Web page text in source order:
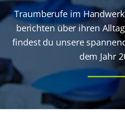
Traumberufe im
berichten über ihren
findest du unsere
dem Jahr